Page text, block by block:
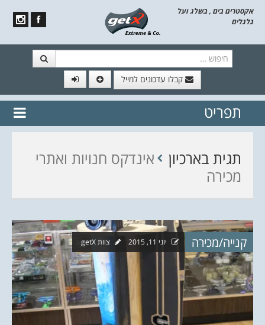
אקסטרים בים , בשלג ועל
גלגלים
קבלו עדכונים למייל
// הצטרף לרשימת תפוצה!
נשמח
לשלוח לך עדכונים חמים מהאתר
תפריט
דלג לתוכן
תגית בארכיון
אינדקס חנויות ואתרי
מכירה
קנייה/מכירה יוני 11, 2015 צוות getX